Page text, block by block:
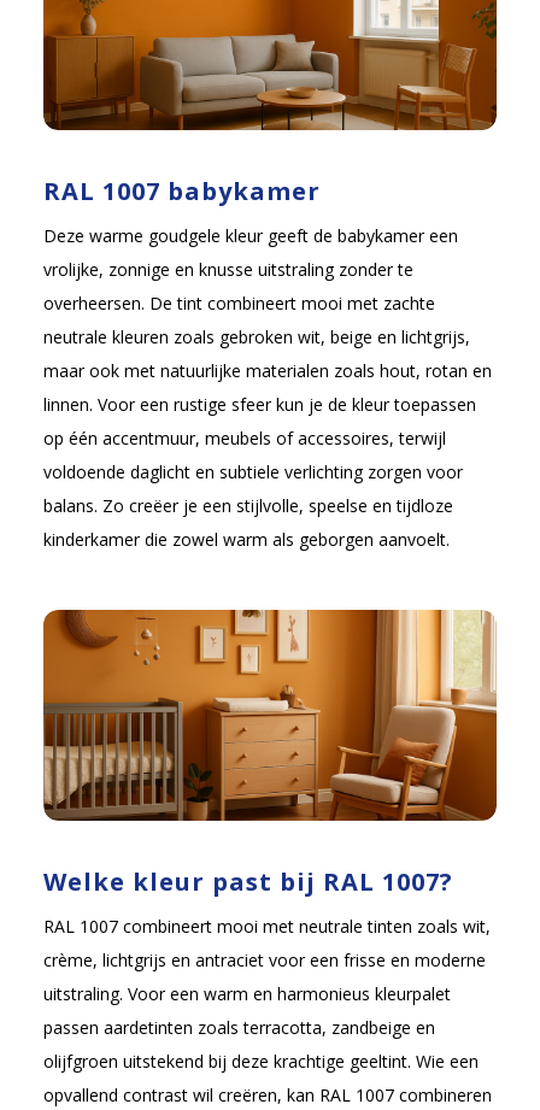
RAL 1007 babykamer
Deze warme goudgele kleur geeft de babykamer een
vrolijke, zonnige en knusse uitstraling zonder te
overheersen. De tint combineert mooi met zachte
neutrale kleuren zoals gebroken wit, beige en lichtgrijs,
maar ook met natuurlijke materialen zoals hout, rotan en
linnen. Voor een rustige sfeer kun je de kleur toepassen
op één accentmuur, meubels of accessoires, terwijl
voldoende daglicht en subtiele verlichting zorgen voor
balans. Zo creëer je een stijlvolle, speelse en tijdloze
kinderkamer die zowel warm als geborgen aanvoelt.
Welke kleur past bij RAL 1007?
RAL 1007 combineert mooi met neutrale tinten zoals wit,
crème, lichtgrijs en antraciet voor een frisse en moderne
uitstraling. Voor een warm en harmonieus kleurpalet
passen aardetinten zoals terracotta, zandbeige en
olijfgroen uitstekend bij deze krachtige geeltint. Wie een
opvallend contrast wil creëren, kan RAL 1007 combineren